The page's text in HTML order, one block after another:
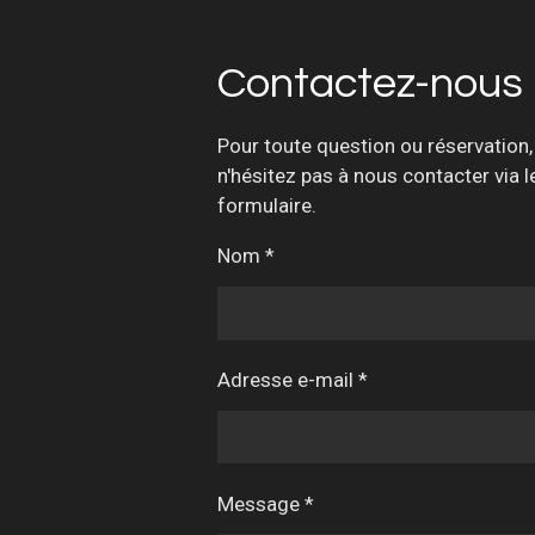
Contactez-nous
Pour toute question ou réservation,
n'hésitez pas à nous contacter via
formulaire.
Nom *
Adresse e-mail *
Message *